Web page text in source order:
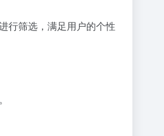
行筛选，满足用户的个性